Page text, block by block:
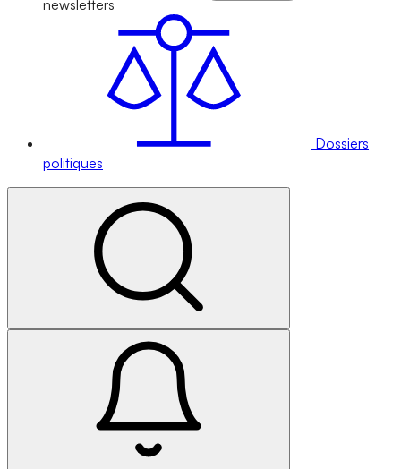
newsletters
Dossiers
politiques